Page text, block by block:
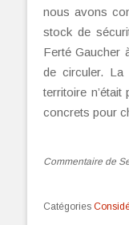
nous avons
stock de
Ferté Gaucher
de circuler. La
territoire
concrets pour
Commentaire de
Catégories